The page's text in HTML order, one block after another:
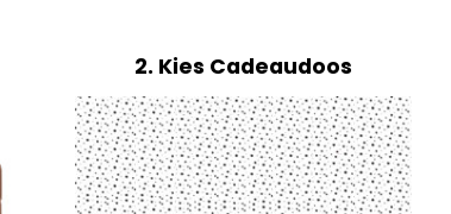
2 Kies Cadeaudoos